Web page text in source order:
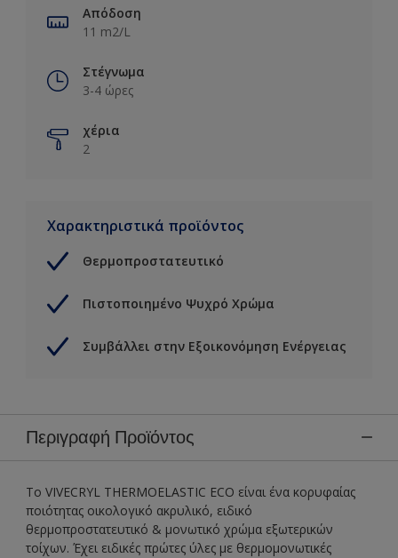
Απόδοση
11 m2/L
Στέγνωμα
3-4 ώρες
χέρια
2
Χαρακτηριστικά προϊόντος
Θερμοπροστατευτικό
Πιστοποιημένο Ψυχρό Χρώμα
Συμβάλλει στην Εξοικονόμηση Ενέργειας
Περιγραφή Προϊόντος
To VIVECRYL THERMOELASTIC ECO είναι ένα κορυφαίας
ποιότητας οικολογικό ακρυλικό, ειδικό
θερμοπροστατευτικό & μονωτικό χρώμα εξωτερικών
τοίχων. Έχει ειδικές πρώτες ύλες με θερμομονωτικές